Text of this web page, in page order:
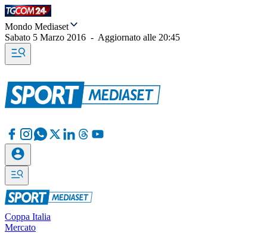
Mondo Mediaset
Sabato 5 Marzo 2016 - Aggiornato alle 20:45
Coppa Italia
Mercato